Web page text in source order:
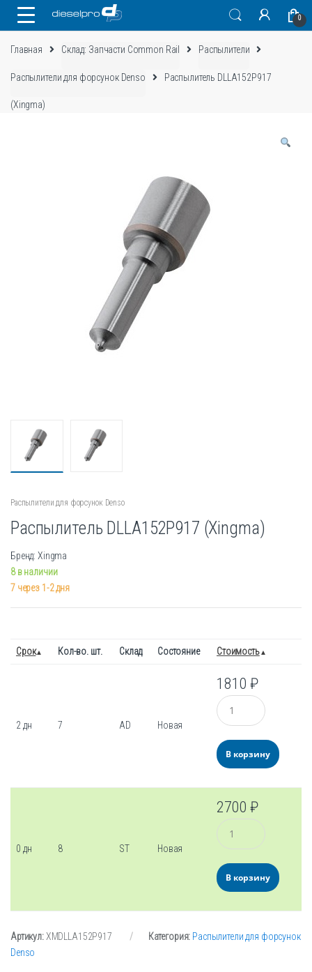
0
Главная Склад: Запчасти Common Rail Распылители
Распылители для форсунок Denso Распылитель DLLA152P917
(Xingma)
Распылители для форсунок Denso
Распылитель DLLA152P917 (Xingma)
Бренд: Xingma
8 в наличии
7 через 1-2 дня
Срок Кол-во. шт. Склад Состояние Стоимость
2 дн 7 AD Новая
1810₽
Количество
В корзину
0 дн 8 ST Новая
2700₽
Количество
В корзину
Артикул:XMDLLA152P917 Категория: Распылители для форсунок
Denso